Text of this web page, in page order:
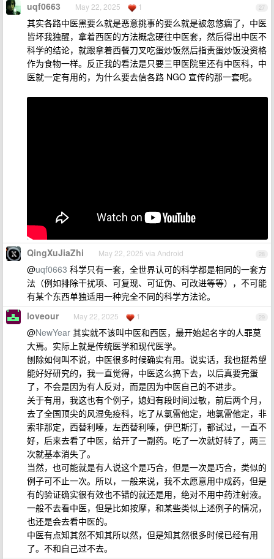
27
uqf0663 May 22, 2025 1
其实各路中医黑要么就是恶意挑事的要么就是被忽悠瘸了，中医
皆坏我独醒，拿着西医的方法概念硬往中医套，然后得出中医不
科学的结论，就跟拿着西餐刀叉吃蛋炒饭然后指责蛋炒饭没资格
作为食物一样。反正我的看法是只要三甲医院里还有中医科，中
医就一定有用的，为什么要去信各路 NGO 宣传的那一套呢。
28
QingXuJiaZhi May 22, 2025 via Android
@uqf0663 科学只有一套，全世界认可的科学都是相同的一套方
法（例如排除干扰项、可复现、可证伪、可改进等等），不可能
有某个东西单独适用一种完全不同的科学方法论。
29
loveour May 22, 2025 1
@NewYear 其实就不该叫中医和西医，最开始起名字的人罪莫
大焉。实际上就是传统医学和现代医学。
刨除如何叫不说，中医很多时候确实有用。说实话，我也挺希望
能好好研究的，我一直觉得，中医这么搞下去，以后真要完蛋
了，不会是因为有人反对，而是因为中医自己的不进步。
关于有用，我这也有个例子，媳妇有段时间过敏，前后两个月，
去了全国顶尖的风湿免疫科，吃了从氯雷他定，地氯雷他定，非
索非那定，西替利嗪，左西替利嗪，伊巴斯汀，都试过，一直不
好，后来去看了中医，给开了一副药。吃了一次就好转了，两三
次就基本消失了。
当然，也可能就是有人说这个是巧合，但是一次是巧合，类似的
例子可不止一次。所以，一般来说，我不太愿意用中成药，但是
有的验证确实很有效也不错的就还是用，绝对不用中药注射液。
一般不去看中医，但是比如按摩，和某些类似上述例子的情况，
也还是会去看中医的。
中医有点知其然不知其所以然，但是知其然很多时候已经有用
了。不和自己过不去。